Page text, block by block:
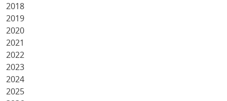
2018
2019
2020
2021
2022
2023
2024
2025